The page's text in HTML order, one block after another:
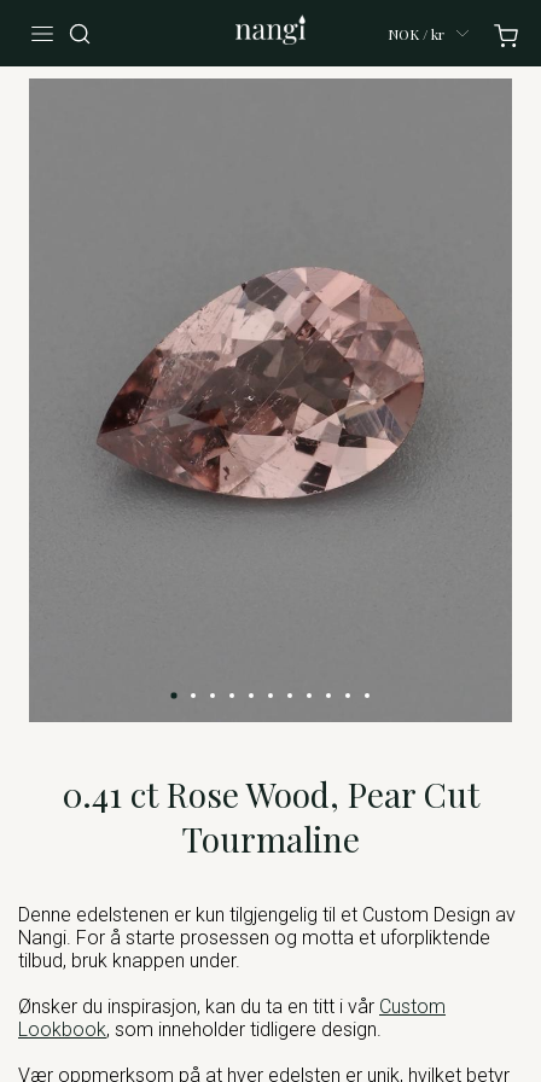
NOK / kr
0.41 ct Rose Wood, Pear Cut
Tourmaline
Denne edelstenen er kun tilgjengelig til et Custom Design av
Nangi. For å starte prosessen og motta et uforpliktende
tilbud, bruk knappen under.
Ønsker du inspirasjon, kan du ta en titt i vår Custom
Lookbook, som inneholder tidligere design.
Vær oppmerksom på at hver edelsten er unik, hvilket betyr